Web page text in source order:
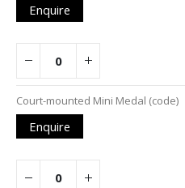
Enquire
Court-mounted Mini Medal (code)
Enquire